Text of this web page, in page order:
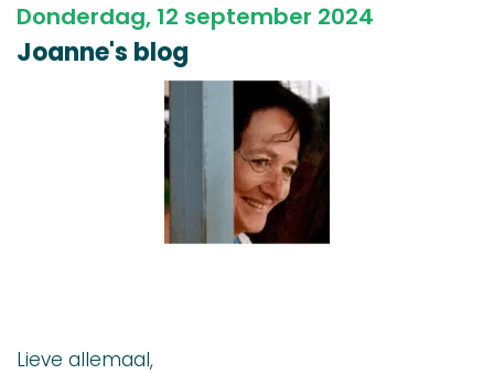
Donderdag, 12 september 2024
Joanne's blog
Lieve allemaal,